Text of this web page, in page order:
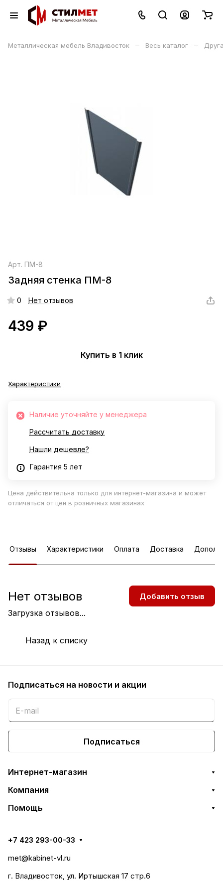
Металлическая мебель Владивосток – Весь каталог –
Арт. ПМ-8
Задняя стенка ПМ-8
0 Нет отзывов
439 ₽
Купить в 1 клик
Характеристики
Наличие уточняйте у менеджера
Рассчитать доставку
Нашли дешевле?
Гарантия 5 лет
Цена действительна только для интернет-магазина и может
отличаться от цен в розничных магазинах
Отзывы Характеристики Оплата Доставка
Загрузка отзывов...
Нет отзывов Добавить отзыв
Назад к списку
Подписаться на новости и акции
Подписаться
Интернет-магазин
Компания
Помощь
+7 423 293-00-33
met@kabinet-vl.ru
г. Владивосток, ул. Иртышская 17 стр.6